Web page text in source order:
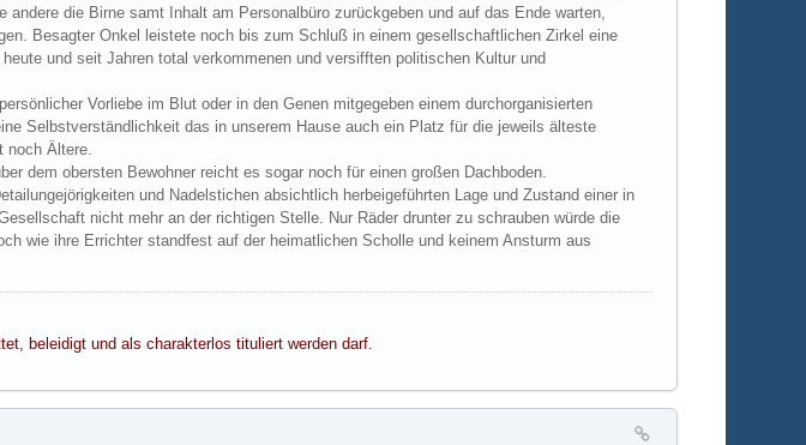
die Birne samt Inhalt am Personalbüro zurückgeben und auf das Ende warten,
Besagter Onkel leistete noch bis zum Schluß in einem gesellschaftlichen Zirkel eine
und seit Jahren total verkommenen und versifften politischen Kultur und
Vorliebe im Blut oder in den Genen mitgegeben einem durchorganisierten
Selbstverständlichkeit das in unserem Hause auch ein Platz für die jeweils älteste
noch Ältere.
dem obersten Bewohner reicht es sogar noch für einen großen Dachboden.
und Nadelstichen absichtlich herbeigeführten Lage und Zustand einer in
nicht mehr an der richtigen Stelle. Nur Räder drunter zu schrauben würde die
wie ihre Errichter standfest auf der heimatlichen Scholle und keinem Ansturm aus
beleidigt und als charakterlos tituliert werden darf.